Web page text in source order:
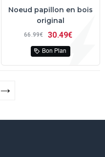
Noeud papillon en bois
original
66 99€ 30 49€
Bon Plan
→